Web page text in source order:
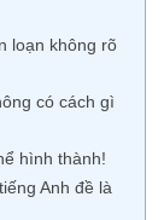
loạn không rõ
có cách gì
hình thành!
Anh đề là